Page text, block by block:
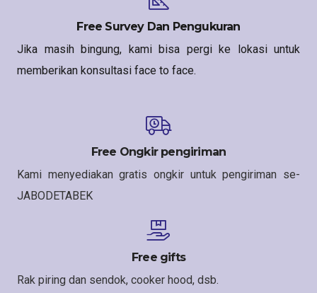
Free Survey Dan Pengukuran
Jika masih bingung, kami bisa pergi ke lokasi untuk
memberikan konsultasi face to face.
Free Ongkir pengiriman
Kami menyediakan gratis ongkir untuk pengiriman se-
JABODETABEK
Free gifts
Rak piring dan sendok, cooker hood, dsb.